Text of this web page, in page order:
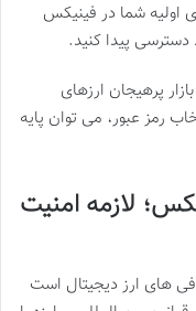
اولیه شما در فینیکس
دسترسی پیدا کنید.
پرهیجان ارزهای
رمز عبور، می توان پایه
لازمه امنیت
های ارز دیجیتال است